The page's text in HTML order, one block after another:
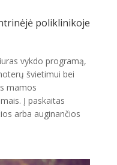
poliklinikoje
vykdo programą,
švietimui bei
mamos
Į paskaitas
arba auginančios